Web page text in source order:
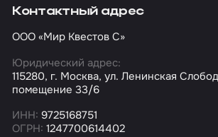
Контактный адрес
ООО «Мир Квестов С»
Юридический адрес:
115280, г. Москва, ул. Ленинская
помещение 33/6
ИНН: 9725168751
ОГРН: 1247700614402